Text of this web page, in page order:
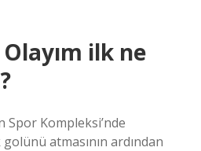
ilk ne
Spor Kompleksi’nde
atmasının ardından